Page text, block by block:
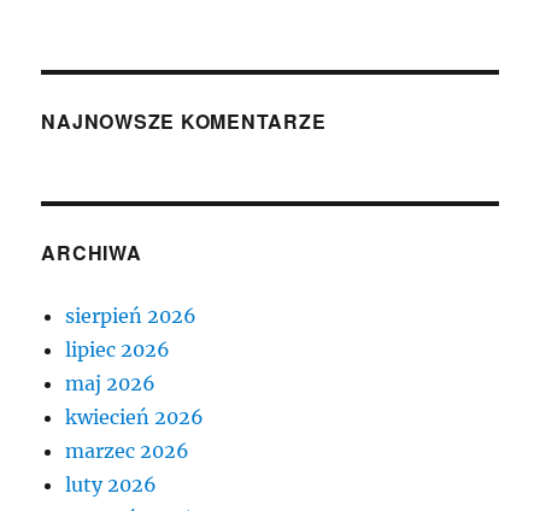
NAJNOWSZE KOMENTARZE
ARCHIWA
sierpień 2026
lipiec 2026
maj 2026
kwiecień 2026
marzec 2026
luty 2026